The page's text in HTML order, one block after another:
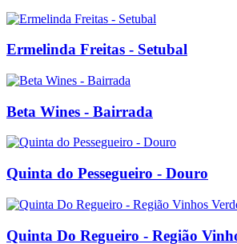
Ermelinda Freitas - Setubal
Beta Wines - Bairrada
Quinta do Pessegueiro - Douro
Quinta Do Regueiro - Região